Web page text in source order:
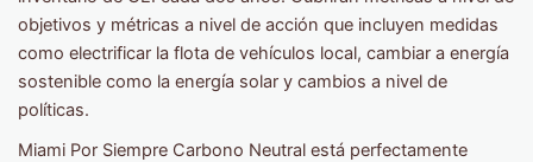
objetivos y métricas a nivel de acción que incluyen medidas
como electrificar la flota de vehículos local, cambiar a energía
sostenible como la energía solar y cambios a nivel de
políticas.
Miami Por Siempre Carbono Neutral está perfectamente